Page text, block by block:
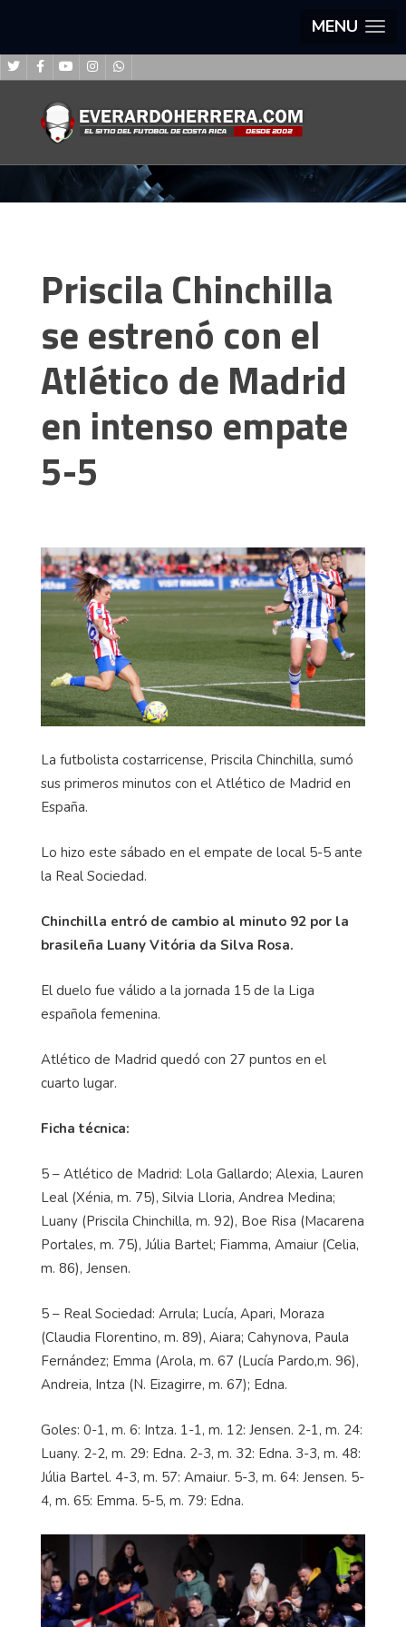
MENU
Priscila Chinchilla
se estrenó con el
Atlético de Madrid
en intenso empate
5-5
La futbolista costarricense, Priscila Chinchilla, sumó
sus primeros minutos con el Atlético de Madrid en
España.
Lo hizo este sábado en el empate de local 5-5 ante
la Real Sociedad.
Chinchilla entró de cambio al minuto 92 por la
brasileña Luany Vitória da Silva Rosa.
El duelo fue válido a la jornada 15 de la Liga
española femenina.
Atlético de Madrid quedó con 27 puntos en el
cuarto lugar.
Ficha técnica:
5 – Atlético de Madrid: Lola Gallardo; Alexia, Lauren
Leal (Xénia, m. 75), Silvia Lloria, Andrea Medina;
Luany (Priscila Chinchilla, m. 92), Boe Risa (Macarena
Portales, m. 75), Júlia Bartel; Fiamma, Amaiur (Celia,
m. 86), Jensen.
5 – Real Sociedad: Arrula; Lucía, Apari, Moraza
(Claudia Florentino, m. 89), Aiara; Cahynova, Paula
Fernández; Emma (Arola, m. 67 (Lucía Pardo,m. 96),
Andreia, Intza (N. Eizagirre, m. 67); Edna.
Goles: 0-1, m. 6: Intza. 1-1, m. 12: Jensen. 2-1, m. 24:
Luany. 2-2, m. 29: Edna. 2-3, m. 32: Edna. 3-3, m. 48:
Júlia Bartel. 4-3, m. 57: Amaiur. 5-3, m. 64: Jensen. 5-
4, m. 65: Emma. 5-5, m. 79: Edna.